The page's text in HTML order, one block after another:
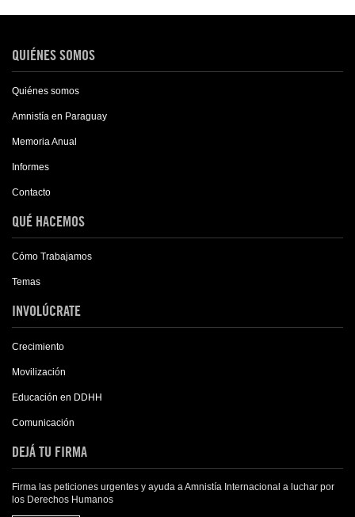
QUIÉNES SOMOS
Quiénes somos
Amnistía en Paraguay
Memoria Anual
Informes
Contacto
QUÉ HACEMOS
Cómo Trabajamos
Temas
INVOLÚCRATE
Crecimiento
Movilización
Educación en DDHH
Comunicación
DEJÁ TU FIRMA
Firma las peticiones urgentes y ayuda a Amnistía Internacional a luchar por
los Derechos Humanos